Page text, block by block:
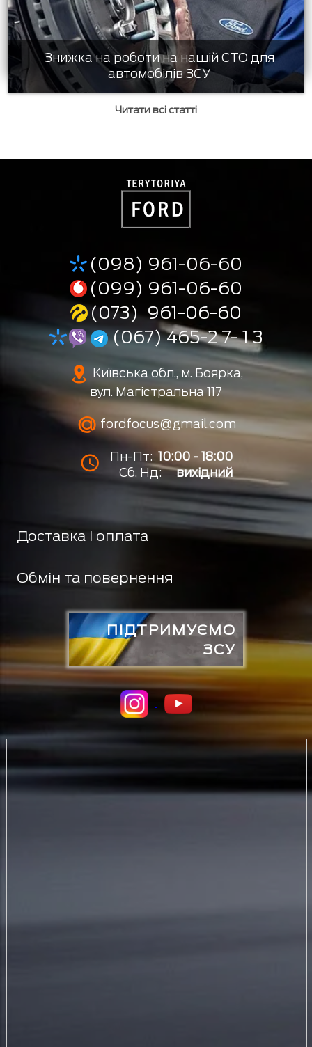
Знижка на роботи на нашій СТО для
автомобілів ЗСУ
Читати всі статті
(098) 961-06-60
(099) 961-06-60
(073) 961-06-60
(067) 465-2 7- 1 3
Київська обл., м. Боярка,
вул. Магістральна 117
fordfocus@gmail.com
Пн-Пт: 10:00 - 18:00
Сб, Нд:
вихідний
Доставка і оплата
Обмін та повернення
ПІДТРИМУЄМО
ЗСУ